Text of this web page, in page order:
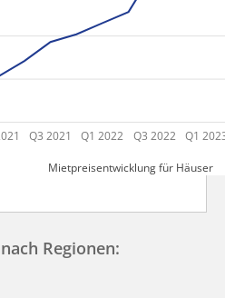
Q3 2021 Q1 2022 Q3 2022 Q1
Mietpreisentwicklung für Häuser
Regionen: